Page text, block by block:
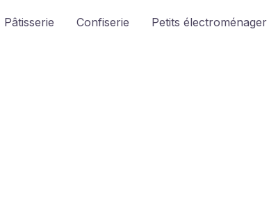
Pâtisserie Confiserie Petits